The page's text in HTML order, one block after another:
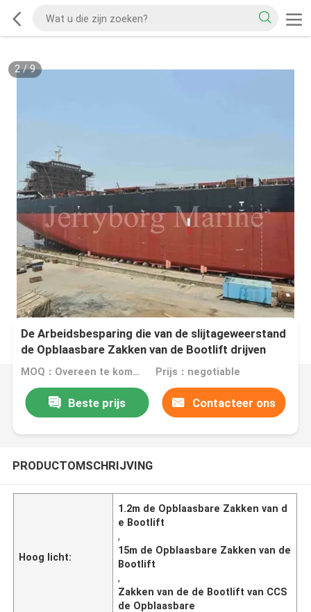
2/9
De Arbeidsbesparing die van de slijtageweerstand
de Opblaasbare Zakken van de Bootlift drijven
MOQ：Overeen te komen Prijs：negotiable
Beste prijs Contacteer ons
PRODUCTOMSCHRIJVING
Hoog licht:
1.2m de Opblaasbare Zakken van d
e Bootlift
,
15m de Opblaasbare Zakken van de
Bootlift
,
Zakken van de de Bootlift van CCS
de Opblaasbare